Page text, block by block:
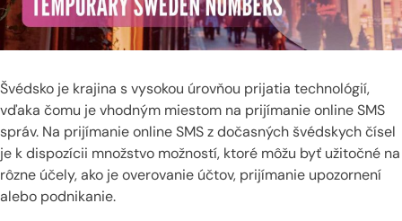
Švédsko je krajina s vysokou úrovňou prijatia technológií,
vďaka čomu je vhodným miestom na prijímanie online SMS
správ. Na prijímanie online SMS z dočasných švédskych čísel
je k dispozícii množstvo možností, ktoré môžu byť užitočné na
rôzne účely, ako je overovanie účtov, prijímanie upozornení
alebo podnikanie.